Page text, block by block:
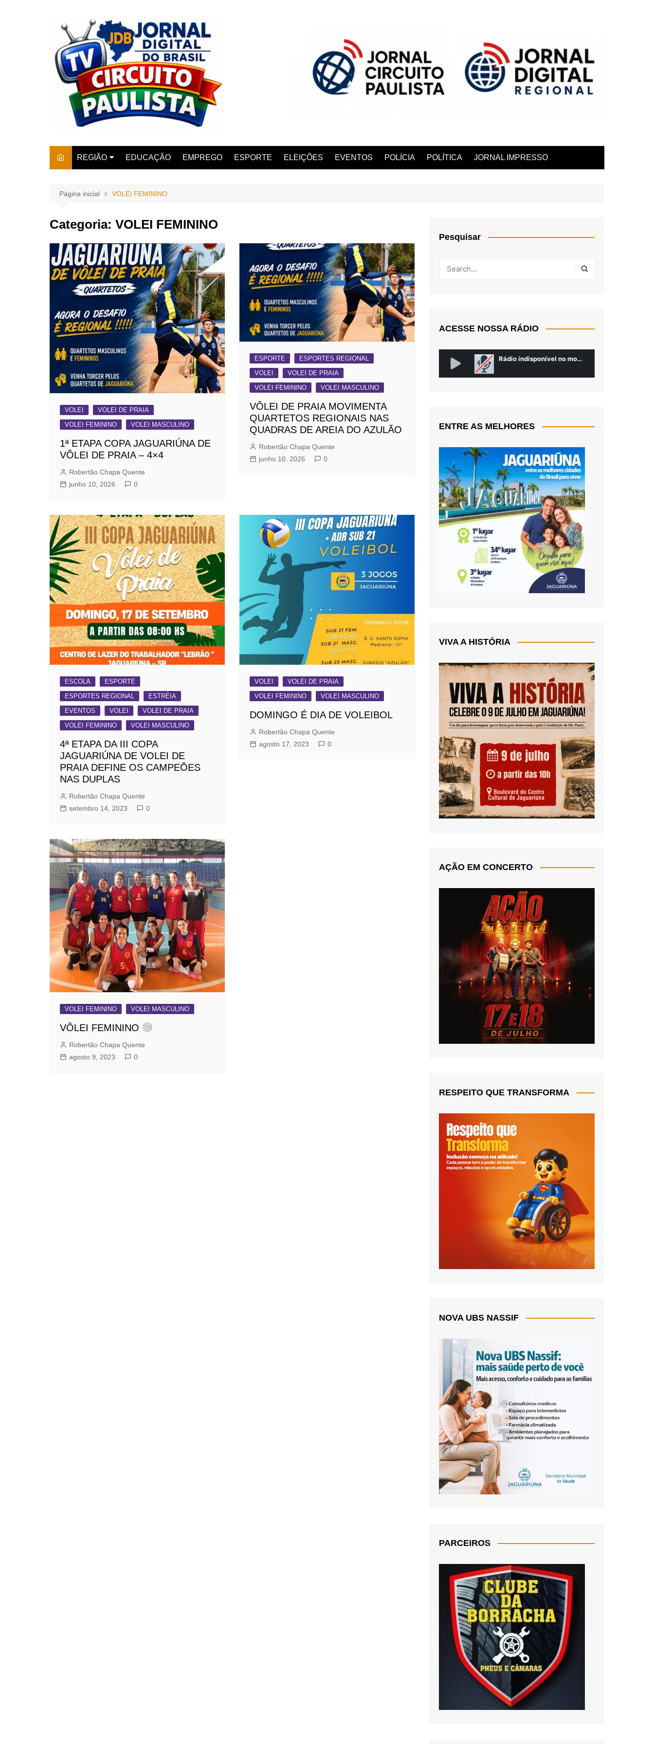
REGIÃO
BARRETOS
CAMPINAS
ESTIVA GERBI
JAGUARIÚNA
JUNDIAÍ
LIMEIRA
MOGI GUAÇU
MOGI MIRIM
PAULÍNIA
PEDREIRA
RIBEIRÃO PRETO
EDUCAÇÃO EMPREGO ESPORTE ELEIÇÕES EVENTOS POLÍCIA POLÍTICA JORNAL IMPRESSO
Página inicial VOLEI FEMININO
Categoria: VOLEI FEMININO
VOLEI
VOLEI DE PRAIA
VOLEI FEMININO
VOLEI MASCULINO
1ª ETAPA COPA JAGUARIÚNA DE
VÔLEI DE PRAIA – 4×4
Robertão Chapa Quente
junho 10, 2026
0
ESPORTE
ESPORTES REGIONAL
VOLEI
VOLEI DE PRAIA
VOLEI FEMININO
VOLEI MASCULINO
VÔLEI DE PRAIA MOVIMENTA
QUARTETOS REGIONAIS NAS
QUADRAS DE AREIA DO AZULÃO
Robertão Chapa Quente
junho 10, 2026
0
ESCOLA
ESPORTE
ESPORTES REGIONAL
ESTRÉIA
EVENTOS
VOLEI
VOLEI DE PRAIA
VOLEI FEMININO
VOLEI MASCULINO
4ª ETAPA DA III COPA
JAGUARIÚNA DE VOLEI DE
PRAIA DEFINE OS CAMPEÕES
NAS DUPLAS
Robertão Chapa Quente
setembro 14, 2023
0
VOLEI
VOLEI DE PRAIA
VOLEI FEMININO
VOLEI MASCULINO
DOMINGO É DIA DE VOLEIBOL
Robertão Chapa Quente
agosto 17, 2023
0
VOLEI FEMININO VOLEI MASCULINO
VÔLEI FEMININO
Robertão Chapa Quente
agosto 9, 2023
0
Pesquisar
ACESSE NOSSA RÁDIO
ENTRE AS MELHORES
VIVA A HISTÓRIA
AÇÃO EM CONCERTO
RESPEITO QUE TRANSFORMA
NOVA UBS NASSIF
PARCEIROS